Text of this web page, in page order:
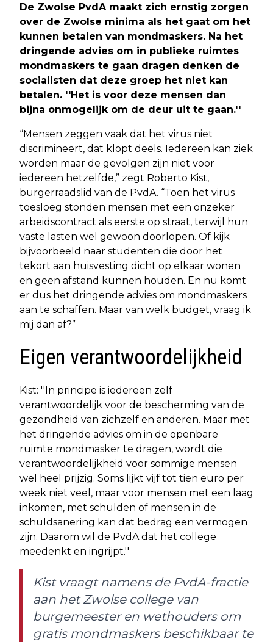
De Zwolse PvdA maakt zich ernstig zorgen
over de Zwolse minima als het gaat om het
kunnen betalen van mondmaskers. Na het
dringende advies om in publieke ruimtes
mondmaskers te gaan dragen denken de
socialisten dat deze groep het niet kan
betalen. ''Het is voor deze mensen dan
bijna onmogelijk om de deur uit te gaan.''
“Mensen zeggen vaak dat het virus niet
discrimineert, dat klopt deels. Iedereen kan ziek
worden maar de gevolgen zijn niet voor
iedereen hetzelfde,” zegt Roberto Kist,
burgerraadslid van de PvdA. “Toen het virus
toesloeg stonden mensen met een onzeker
arbeidscontract als eerste op straat, terwijl hun
vaste lasten wel gewoon doorlopen. Of kijk
bijvoorbeeld naar studenten die door het
tekort aan huisvesting dicht op elkaar wonen
en geen afstand kunnen houden. En nu komt
er dus het dringende advies om mondmaskers
aan te schaffen. Maar van welk budget, vraag ik
mij dan af?”
Eigen verantwoordelijkheid
Kist: ''In principe is iedereen zelf
verantwoordelijk voor de bescherming van de
gezondheid van zichzelf en anderen. Maar met
het dringende advies om in de openbare
ruimte mondmasker te dragen, wordt die
verantwoordelijkheid voor sommige mensen
wel heel prijzig. Soms lijkt vijf tot tien euro per
week niet veel, maar voor mensen met een laag
inkomen, met schulden of mensen in de
schuldsanering kan dat bedrag een vermogen
zijn. Daarom wil de PvdA dat het college
meedenkt en ingrijpt.''
Kist vraagt namens de PvdA-fractie
aan het Zwolse college van
burgemeester en wethouders om
gratis mondmaskers beschikbaar te